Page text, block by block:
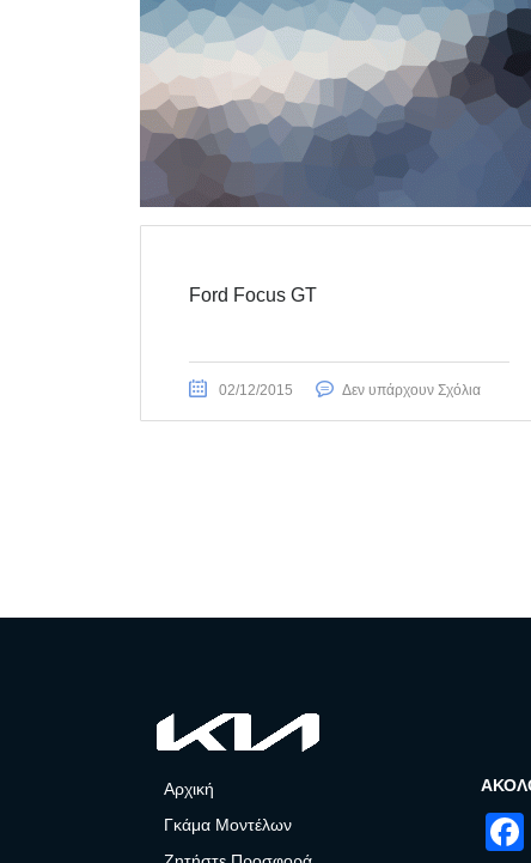
Ford Focus GT
02/12/2015 Δεν υπάρχουν Σχόλια
Αρχική
Γκάμα Μοντέλων